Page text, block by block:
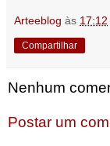
Arteeblog às 17:12
Compartilhar
Nenhum
Postar um